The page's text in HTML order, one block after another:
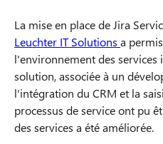
La mise en place de Jira
Leuchter IT Solutions a
l'environnement des services
solution, associée à un
l'intégration du CRM et la
processus de service ont pu
des services a été améliorée.